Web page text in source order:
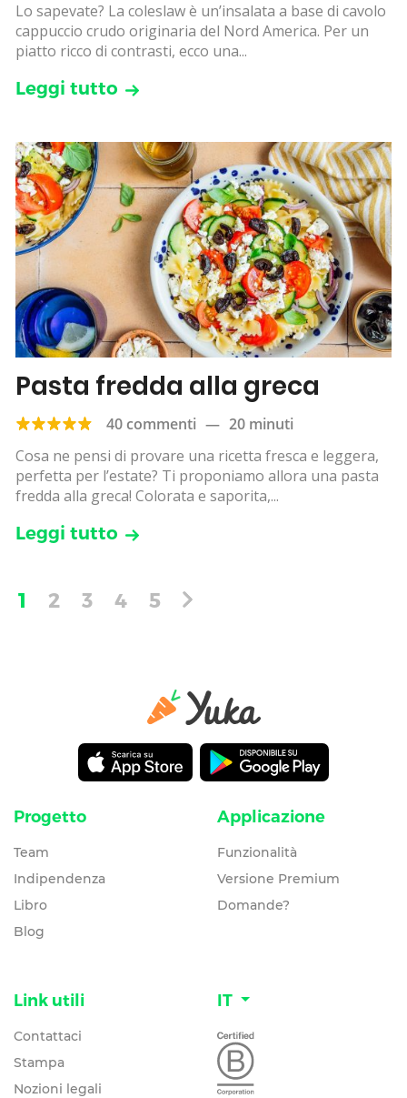
Lo sapevate? La coleslaw è un’insalata a base di cavolo
cappuccio crudo originaria del Nord America. Per un
piatto ricco di contrasti, ecco una...
Leggi tutto
Pasta fredda alla greca
40 commenti — 20 minuti
Cosa ne pensi di provare una ricetta fresca e leggera,
perfetta per l’estate? Ti proponiamo allora una pasta
fredda alla greca! Colorata e saporita,...
Leggi tutto
1 2 3 4 5
Progetto
Team
Indipendenza
Libro
Blog
Applicazione
Funzionalità
Versione Premium
Domande?
Link utili
Contattaci
Stampa
Nozioni legali
IT